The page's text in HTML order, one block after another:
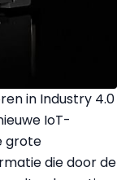
in Industry 4.0
IoT-
grote
die door de